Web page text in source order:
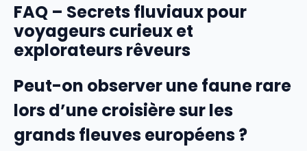
FAQ – Secrets fluviaux pour
voyageurs curieux et
explorateurs rêveurs
Peut-on observer une faune rare
lors d’une croisière sur les
grands fleuves européens ?